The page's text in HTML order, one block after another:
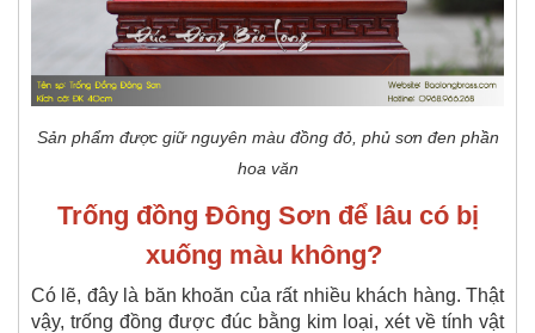
Sản phẩm được giữ nguyên màu đồng đỏ, phủ sơn đen phần
hoa văn
Trống đồng Đông Sơn để lâu có bị
xuống màu không?
Có lẽ, đây là băn khoăn của rất nhiều khách hàng. Thật
vậy, trống đồng được đúc bằng kim loại, xét về tính vật